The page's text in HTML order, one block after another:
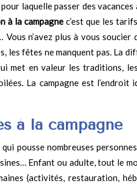
laquelle passer des
à la campagnec’est que les
n’avez plus à vous soucier
fêtes ne manquent pas. La
met en valeur les traditions,
La campagne est l’endroit
à la campagne
pousse nombreuses
Enfant ou adulte, tout le
(activités, restauration,